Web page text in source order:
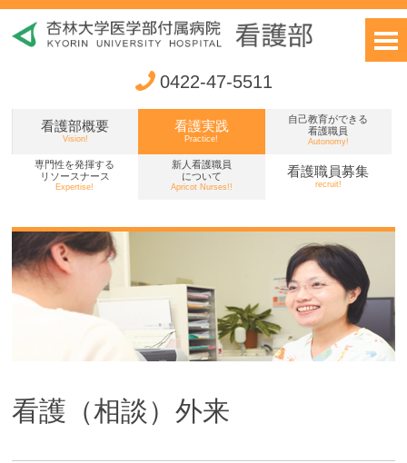
0422-47-5511
看護部概要
Vision!
看護実践
Practice!
自己教育ができる
看護職員
Autonomy!
専門性を発揮する
リソースナース
Expertise!
新人看護職員
について
Apricot Nurses!!
看護職員募集
recruit!
看護（相談）外来